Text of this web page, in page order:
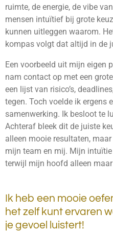
ruimte, de energie, de vibe
mensen intuïtief bij grote
kunnen uitleggen waarom.
kompas volgt dat altijd in de
Een voorbeeld uit mijn eigen
nam contact op met een
een lijst van risico’s,
tegen. Toch voelde ik ergens
samenwerking. Ik besloot te
Achteraf bleek dit de juiste
alleen mooie resultaten,
mijn team en mij. Mijn
terwijl mijn hoofd alleen
Ik heb een mooie
het zelf kunt ervaren
je gevoel luistert!